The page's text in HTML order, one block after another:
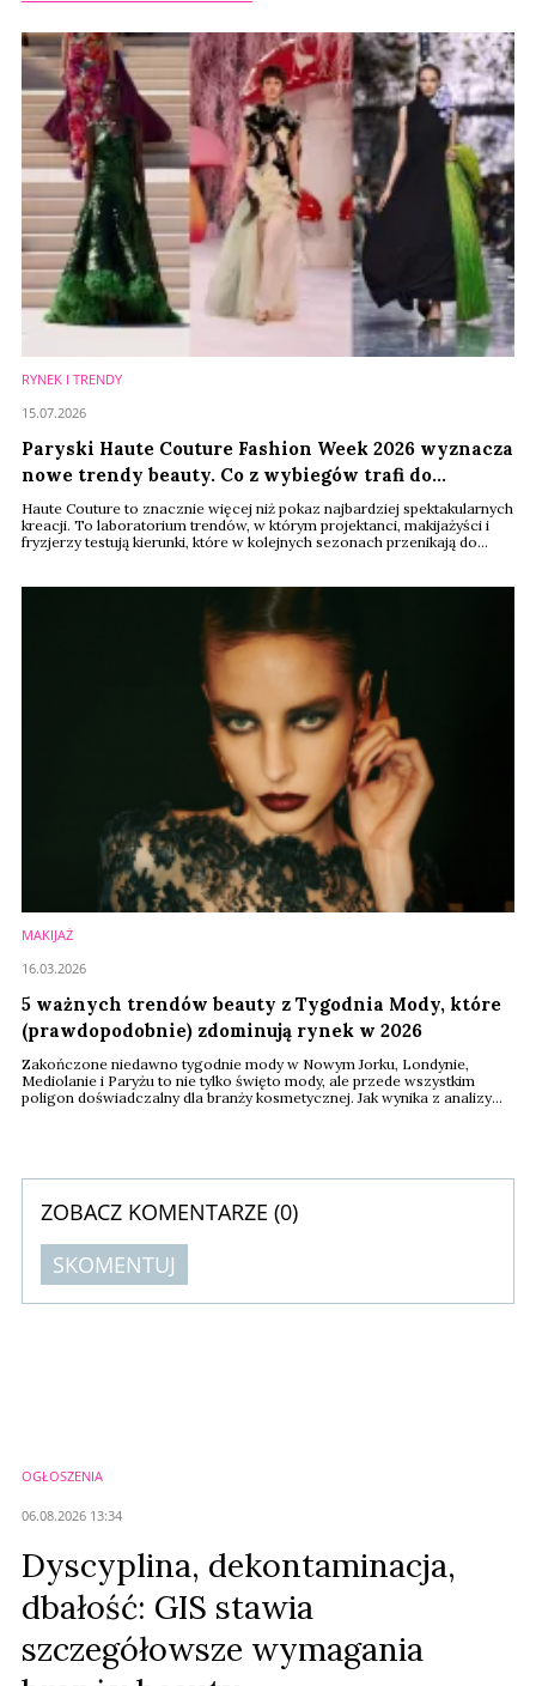
RYNEK I TRENDY
Paryski Haute Couture Fashion Week 2026 wyznacza
nowe trendy beauty. Co z wybiegów trafi do
kosmetyczek konsumentów?
Haute Couture to znacznie więcej niż pokaz najbardziej spektakularnych
kreacji. To laboratorium trendów, w którym projektanci, makijażyści i
fryzjerzy testują kierunki, które w kolejnych sezonach przenikają do
branża powoli odchodzi od estetyki "clean girl". Stawia za to na większą
15.07.2026
MAKIJAŻ
5 ważnych trendów beauty z Tygodnia Mody, które
(prawdopodobnie) zdominują rynek w 2026
Zakończone niedawno tygodnie mody w Nowym Jorku, Londynie,
Mediolanie i Paryżu to nie tylko święto mody, ale przede wszystkim
poligon doświadczalny dla branży kosmetycznej. Jak wynika z analizy
16.03.2026
ZOBACZ KOMENTARZE (0)
SKOMENTUJ
OGŁOSZENIA
06.08.2026 13:34
Dyscyplina, dekontaminacja,
dbałość: GIS stawia
szczegółowsze wymagania